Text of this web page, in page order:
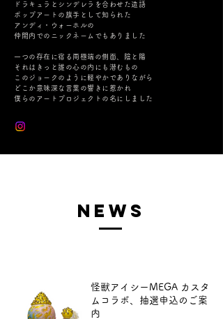
ドラキュラとシンデレラを合わせた造語
ポップアートの旗手として知られた
アンディ・ウォーホルの
仲間内でのニックネームでもありました
一つの存在に宿る両極端の側面、陰と陽
それはきっと誰の心の内にも潜むもの
このジョークのように軽やかでありながら
どこか意味深な言葉の響きに惹かれ
僕らのアートプロジェクトの名にしました
NEWS
怪獣アイシーMEGA カスタ
ムコラボ​、抽選申込のご案
内